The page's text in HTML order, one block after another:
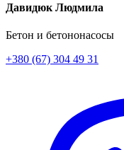
Давидюк Людмила
Бетон и бетононасосы
+380 (67) 304 49 31